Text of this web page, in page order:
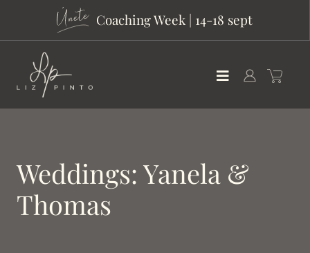
Coaching Week | 14-18 sept
Weddings: Yanela &
Thomas